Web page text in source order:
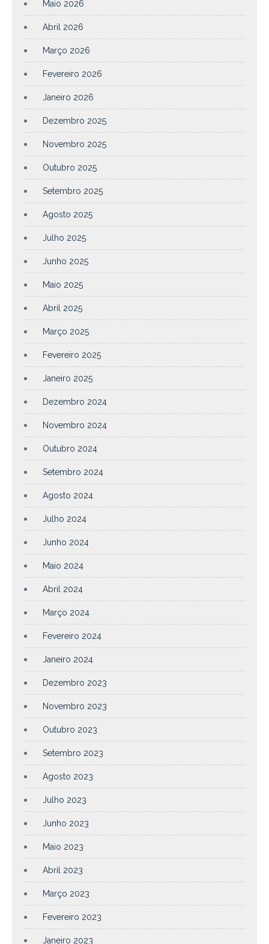
Maio 2026
Abril 2026
Março 2026
Fevereiro 2026
Janeiro 2026
Dezembro 2025
Novembro 2025
Outubro 2025
Setembro 2025
Agosto 2025
Julho 2025
Junho 2025
Maio 2025
Abril 2025
Março 2025
Fevereiro 2025
Janeiro 2025
Dezembro 2024
Novembro 2024
Outubro 2024
Setembro 2024
Agosto 2024
Julho 2024
Junho 2024
Maio 2024
Abril 2024
Março 2024
Fevereiro 2024
Janeiro 2024
Dezembro 2023
Novembro 2023
Outubro 2023
Setembro 2023
Agosto 2023
Julho 2023
Junho 2023
Maio 2023
Abril 2023
Março 2023
Fevereiro 2023
Janeiro 2023